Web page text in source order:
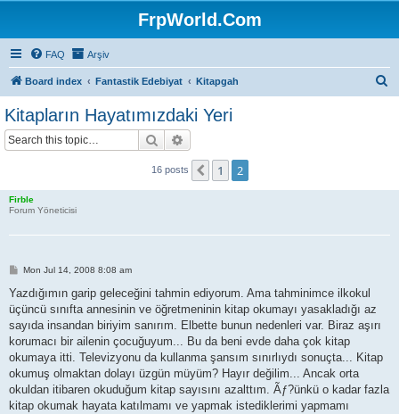
FrpWorld.Com
FAQ Arşiv
Board index Fantastik Edebiyat Kitapgah
Kitapların Hayatımızdaki Yeri
Search
16 posts Previous
1 2
Firble
Forum Yöneticisi
P
s
Mon Jul 14, 2008 8:08 am
Yazdığımın garip geleceğini tahmin ediyorum. Ama tahminimce ilkokul
üçüncü sınıfta annesinin ve öğretmeninin kitap okumayı yasakladığı az
sayıda insandan biriyim sanırım. Elbette bunun nedenleri var. Biraz aşırı
korumacı bir ailenin çocuğuyum... Bu da beni evde daha çok kitap
okumaya itti. Televizyonu da kullanma şansım sınırlıydı sonuçta... Kitap
okumuş olmaktan dolayı üzgün müyüm? Hayır değilim... Ancak orta
okuldan itibaren okuduğum kitap sayısını azalttım. Ãƒ?ünkü o kadar fazla
kitap okumak hayata katılmamı ve yapmak istediklerimi yapmamı